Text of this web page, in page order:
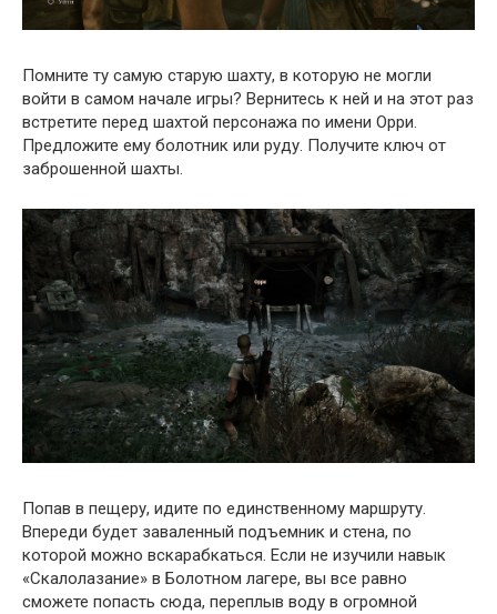
Помните ту самую старую шахту, в которую не могли
войти в самом начале игры? Вернитесь к ней и на этот раз
встретите перед шахтой персонажа по имени Орри.
Предложите ему болотник или руду. Получите ключ от
заброшенной шахты.
Попав в пещеру, идите по единственному маршруту.
Впереди будет заваленный подъемник и стена, по
которой можно вскарабкаться. Если не изучили навык
«Скалолазание» в Болотном лагере, вы все равно
сможете попасть сюда, переплыв воду в огромной